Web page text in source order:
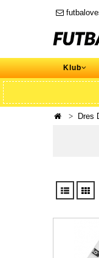
Klub
Dres